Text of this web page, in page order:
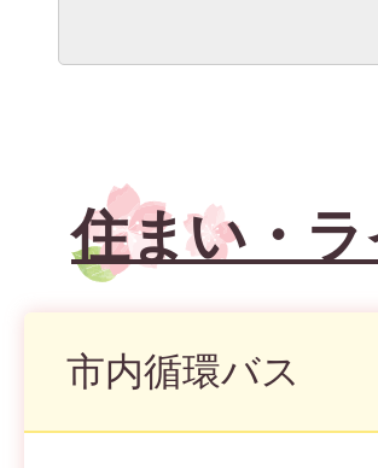
住まい・
市内循環バス